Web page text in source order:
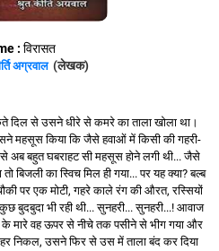
: विरासत
अग्रवाल (लेखक)
दिल से उसने धीरे से कमरे का ताला खोला था।
महसूस किया कि जैसे हवाओं में किसी की गहरी-
अब बहुत घबराहट सी महसूस होने लगी थी... जैसे
बिजली का स्विच मिल ही गया... पर यह क्या? बल्ब
पर एक मोटी, गहरे काले रंग की औरत, रस्सियों
बुदबुदा भी रही थी... सुनहरी... सुनहरी...! आवाज
के मारे वह ऊपर से नीचे तक पसीने से भीग गया और
निकल, उसने फिर से उस में ताला बंद कर दिया